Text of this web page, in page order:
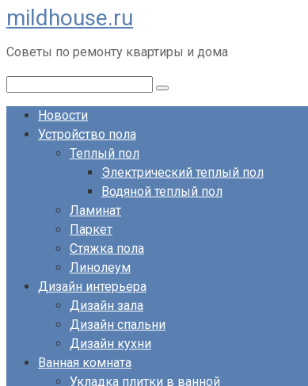
Перейти
к
контенту
mildhouse.ru
Советы по ремонту квартиры и дома
Новости
Устройство пола
Теплый пол
Электрический теплый пол
Водяной теплый пол
Ламинат
Паркет
Стяжка пола
Линолеум
Дизайн интерьера
Дизайн зала
Дизайн спальни
Дизайн кухни
Ванная комната
Укладка плитки в ванной